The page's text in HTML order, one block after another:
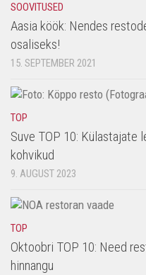
SOOVITUSED
Aasia köök: Nendes
osaliseks!
15. SEPTEMBER 2021
TOP
Suve TOP 10: Külastajate
kohvikud
9. AUGUST 2023
TOP
Oktoobri TOP 10: Need
hinnangu